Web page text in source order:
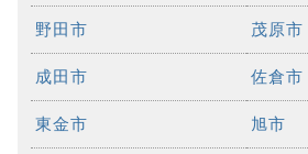
野田市 茂原市
成田市 佐倉市
東金市 旭市